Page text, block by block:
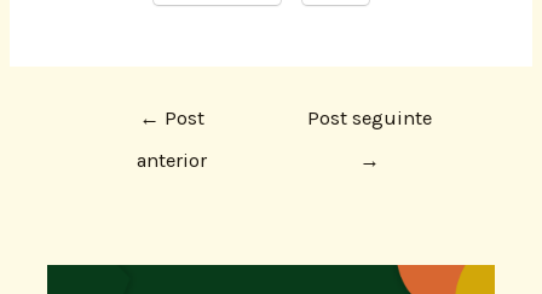
← Post
anterior
Post seguinte
→